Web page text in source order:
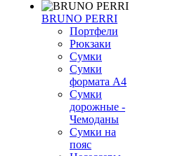
BRUNO PERRI
Портфели
Рюкзаки
Сумки
Сумки
формата А4
Сумки
дорожные -
Чемоданы
Сумки на
пояс